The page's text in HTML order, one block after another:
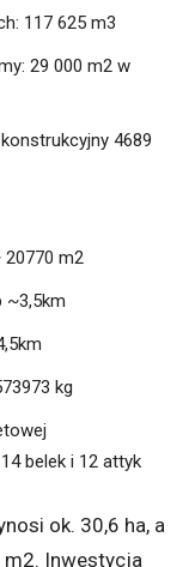
117 625 m3
29 000 m2 w
4689
m2
~3,5km
kg
belek i 12 attyk
ok. 30,6 ha, a
m2. Inwestycja